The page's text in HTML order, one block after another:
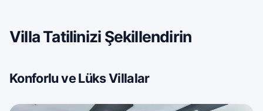
Villa Tatilinizi Şekillendirin
Konforlu ve Lüks Villalar